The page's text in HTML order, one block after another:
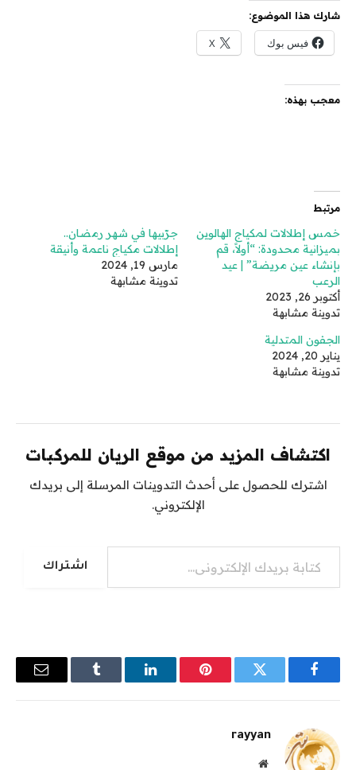
شارك هذا الموضوع:
فيس بوك X
معجب بهذه:
مرتبط
خمس إطلالات لمكياج الهالوين
بميزانية محدودة: “أولاً، قم
بإنشاء عين مريضة” | عيد
الرعب
أكتوبر 26, 2023
تدوينة مشابهة
جرّبيها في شهر رمضان..
إطلالات مكياج ناعمة وأنيقة
مارس 19, 2024
تدوينة مشابهة
الجفون المتدلية
يناير 20, 2024
تدوينة مشابهة
اكتشاف المزيد من موقع الريان للمركبات
اشترك للحصول على أحدث التدوينات المرسلة إلى بريدك
الإلكتروني.
كتابة بريدك الإلكتروني...
اشتراك
فيسبوك تويتر بينتيريستلينكدإن Tumblr
البريد
rayyan
موقع